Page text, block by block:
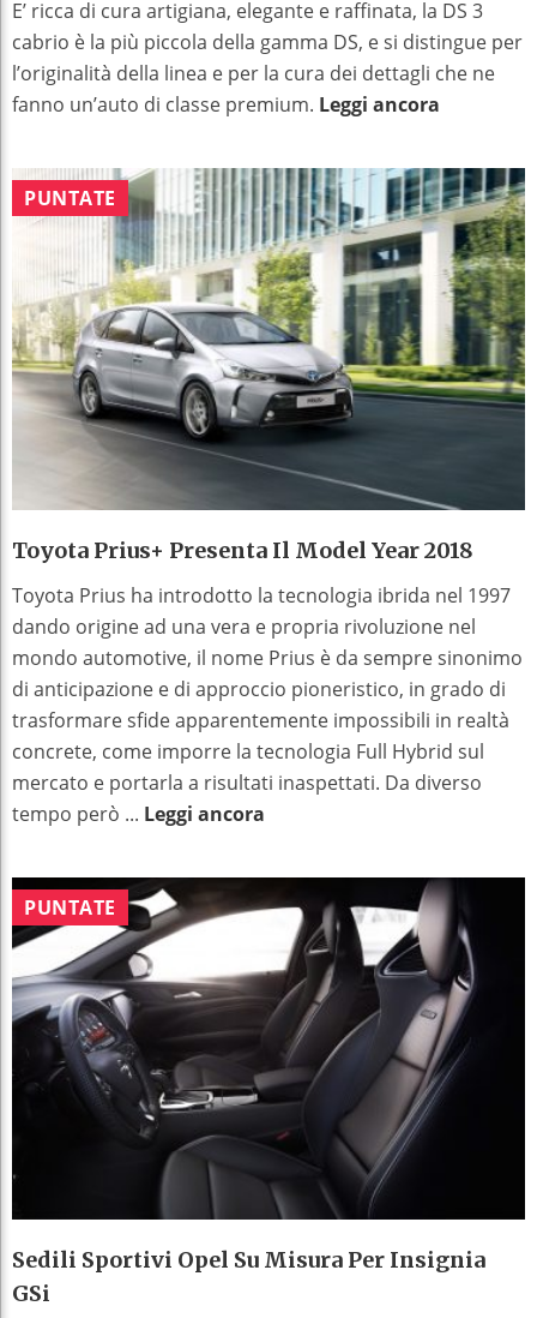
E’ ricca di cura artigiana, elegante e raffinata, la DS 3
cabrio è la più piccola della gamma DS, e si distingue per
l’originalità della linea e per la cura dei dettagli che ne
fanno un’auto di classe premium. Leggi ancora
PUNTATE
Toyota Prius+ Presenta Il Model Year 2018
Toyota Prius ha introdotto la tecnologia ibrida nel 1997
dando origine ad una vera e propria rivoluzione nel
mondo automotive, il nome Prius è da sempre sinonimo
di anticipazione e di approccio pioneristico, in grado di
trasformare sfide apparentemente impossibili in realtà
concrete, come imporre la tecnologia Full Hybrid sul
mercato e portarla a risultati inaspettati. Da diverso
tempo però ... Leggi ancora
PUNTATE
Sedili Sportivi Opel Su Misura Per Insignia
GSi